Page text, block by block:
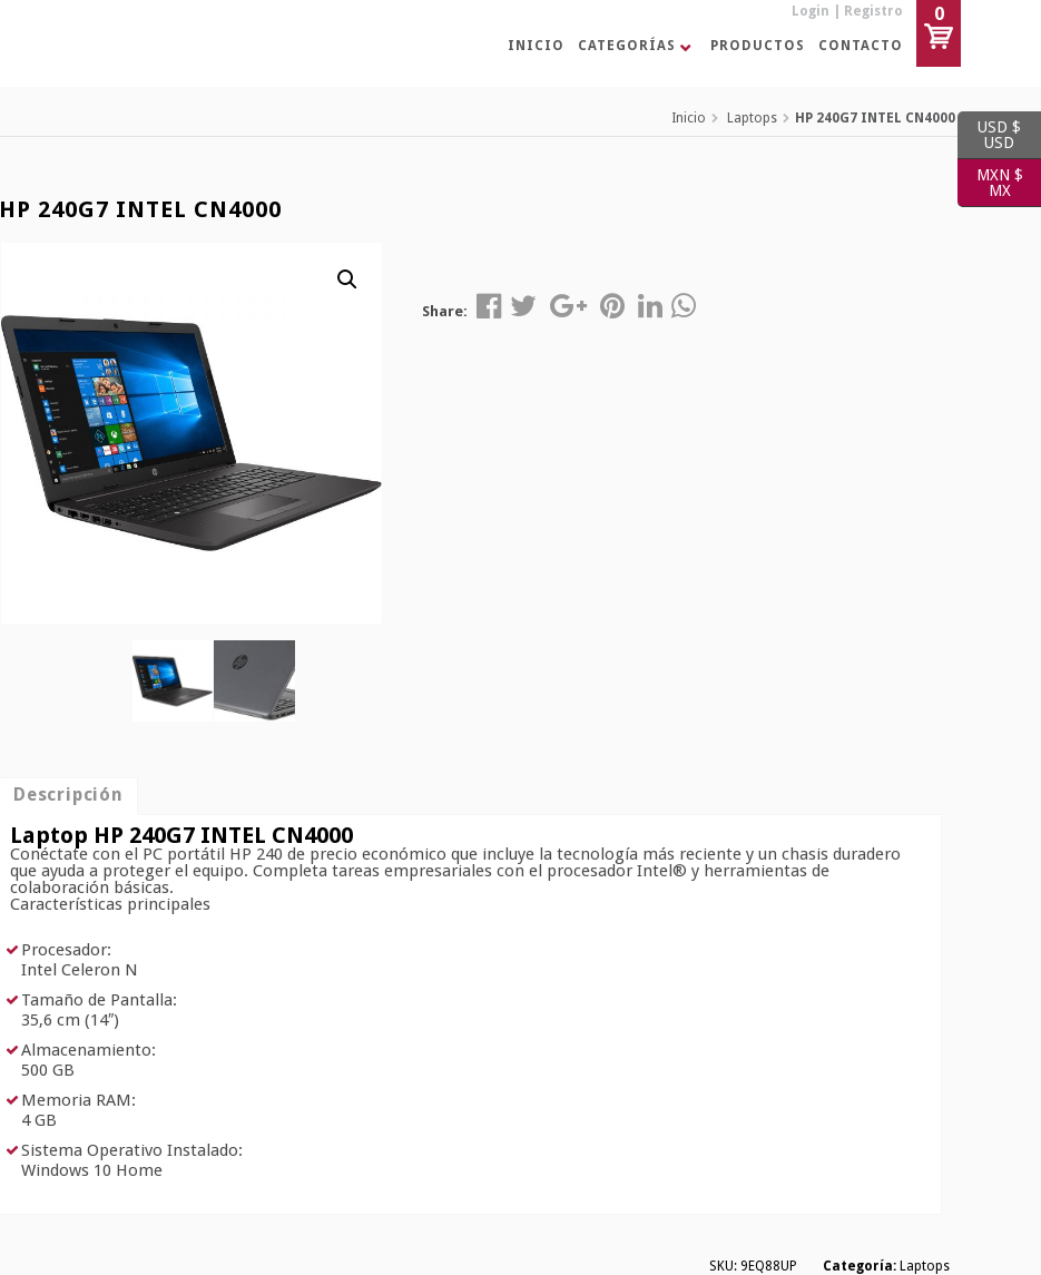
0
Login Registro
INICIO CATEGORÍAS PRODUCTOS CONTACTO
Inicio Laptops HP 240G7 INTEL CN4000
HP 240G7 INTEL CN4000
Share:
Descripción
Laptop HP 240G7 INTEL CN4000
Conéctate con el PC portátil HP 240 de precio económico que incluye la tecnología más reciente y un chasis duradero
que ayuda a proteger el equipo. Completa tareas empresariales con el procesador Intel® y herramientas de
colaboración básicas.
Características principales
Procesador:
Intel Celeron N
Tamaño de Pantalla:
35,6 cm (14″)
Almacenamiento:
500 GB
Memoria RAM:
4 GB
Sistema Operativo Instalado:
Windows 10 Home
SKU: 9EQ88UP Categoría: Laptops
USD $
USD
MXN $
MX